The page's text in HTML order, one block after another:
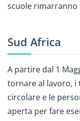
scuole rimarranno
Sud Africa
A partire dal 1
tornare al lavoro,
circolare e le
aperta per fare